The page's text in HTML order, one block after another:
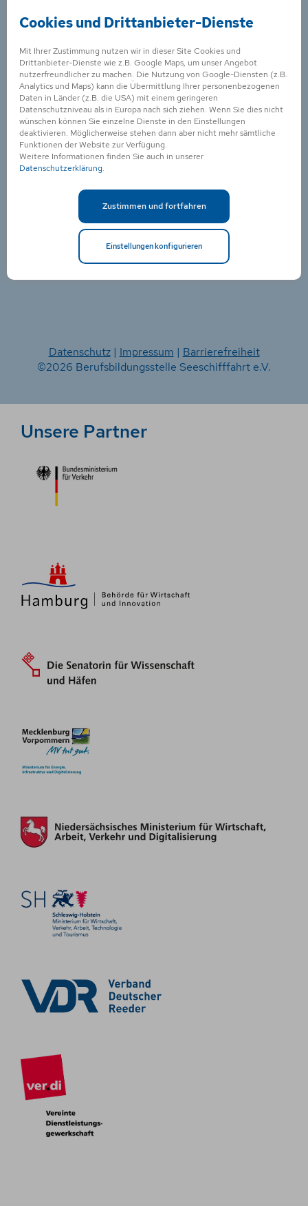
Email:ahoi@machmeer.de
Kontakt für
Schifffahrtskaufleute
Zentralverband Deutscher Schiffsmakler
(ZVDS)
Schopenstehl 15
Telefon: +49 40 32 60 82
Telefax: +49 40 33 19 95
info@schiffsmakler.de
www.zvds.de
Datenschutz| Impressum | Barrierefreiheit
©2026 Berufsbildungsstelle Seeschifffahrt e.V.
Unsere Partner
Zustimmen und fortfahren
Einstellungen konfigurieren
Cookies und Drittanbieter-Dienste
Mit Ihrer Zustimmung nutzen wir in dieser Site Cookies und
Drittanbieter-Dienste wie z.B. Google Maps, um unser Angebot
nutzerfreundlicher zu machen. Die Nutzung von Google-Diensten (z.B.
Analytics und Maps) kann die Übermittlung Ihrer personenbezogenen
Daten in Länder (z.B. die USA) mit einem geringeren
Datenschutzniveau als in Europa nach sich ziehen. Wenn Sie dies nicht
wünschen können Sie einzelne Dienste in den Einstellungen
deaktivieren. Möglicherweise stehen dann aber nicht mehr sämtliche
Funktionen der Website zur Verfügung.
Weitere Informationen finden Sie auch in unserer
Datenschutzerklärung.